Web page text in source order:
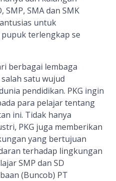
SMP, SMA dan SMK
untuk
terlengkap se
berbagai lembaga
satu wujud
pendidikan. PKG ingin
para pelajar tentang
ini. Tidak hanya
PKG juga memberikan
yang bertujuan
terhadap lingkungan
SMP dan SD
(Buncob) PT